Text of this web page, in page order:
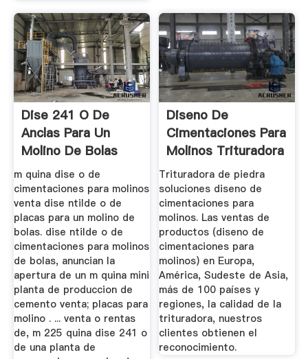
Dise 241 O De
Anclas Para Un
Molino De Bolas
m quina dise o de
cimentaciones para molinos
venta dise ntilde o de
placas para un molino de
bolas. dise ntilde o de
cimentaciones para molinos
de bolas, anuncian la
apertura de un m quina mini
planta de produccion de
cemento venta; placas para
molino . ... venta o rentas
de, m 225 quina dise 241 o
de una planta de
Diseno De
Cimentaciones Para
Molinos Trituradora
De ...
Trituradora de piedra
soluciones diseno de
cimentaciones para
molinos. Las ventas de
productos (diseno de
cimentaciones para
molinos) en Europa,
América, Sudeste de Asia,
más de 100 países y
regiones, la calidad de la
trituradora, nuestros
clientes obtienen el
reconocimiento.